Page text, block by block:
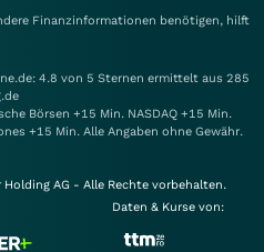
Finanzinformationen benötigen, hilft
4.8 von 5 Sternen ermittelt aus 285
Börsen +15 Min. NASDAQ +15 Min.
+15 Min. Alle Angaben ohne Gewähr.
AG - Alle Rechte vorbehalten.
Daten & Kurse von: